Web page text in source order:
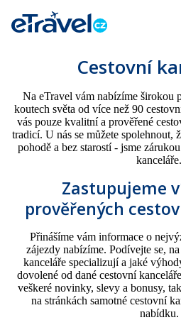
Cestovní
Na eTravel vám nabízíme širokou
koutech světa od více než 90
vás pouze kvalitní a prověřené
tradicí. U nás se můžete spolehnout,
pohodě a bez starostí - jsme
kanceláře.
Zastupujeme
prověřených
Přinášíme vám informace o
zájezdy nabízíme. Podívejte se,
kanceláře specializují a jaké
dovolené od dané cestovní
veškeré novinky, slevy a bonusy,
na stránkách samotné cestovní
nabídku.